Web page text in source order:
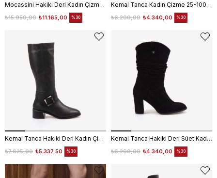
Mocassini Hakiki Deri Kadın Çizme 5780-69
₺11.165,00
₺15.950,00 %30
Kemal Tanca Kadın Çizme 25-100670K
₺4.340,00
₺6.200,00 %30
Kemal Tanca Hakiki Deri Kadın Çizme 26-103554K
₺5.337,50
₺7.625,00 %30
Kemal Tanca Hakiki Deri Süet Kadın Çizme 25-100670K
₺4.340,00
₺6.200,00 %30